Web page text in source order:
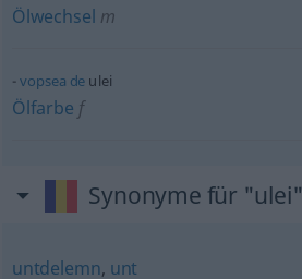
Ölwechsel m
vopsea de ulei
Ölfarbe f
Synonyme für "ulei"
untdelemn, unt